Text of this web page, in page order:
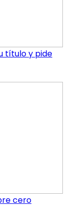
título y pide
cero